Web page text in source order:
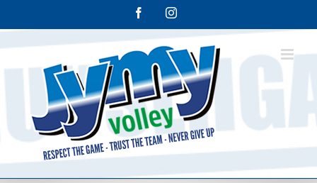
FacebookInstagram